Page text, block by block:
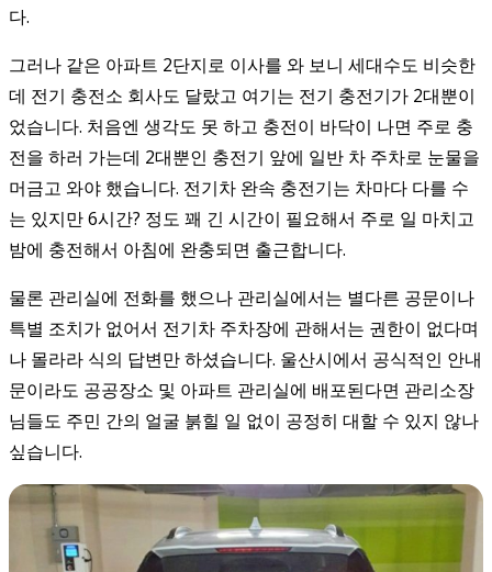
다.
그러나 같은 아파트 2단지로 이사를 와 보니 세대수도 비슷한
데 전기 충전소 회사도 달랐고 여기는 전기 충전기가 2대뿐이
었습니다. 처음엔 생각도 못 하고 충전이 바닥이 나면 주로 충
전을 하러 가는데 2대뿐인 충전기 앞에 일반 차 주차로 눈물을
머금고 와야 했습니다. 전기차 완속 충전기는 차마다 다를 수
는 있지만 6시간? 정도 꽤 긴 시간이 필요해서 주로 일 마치고
밤에 충전해서 아침에 완충되면 출근합니다.
물론 관리실에 전화를 했으나 관리실에서는 별다른 공문이나
특별 조치가 없어서 전기차 주차장에 관해서는 권한이 없다며
나 몰라라 식의 답변만 하셨습니다. 울산시에서 공식적인 안내
문이라도 공공장소 및 아파트 관리실에 배포된다면 관리소장
님들도 주민 간의 얼굴 붉힐 일 없이 공정히 대할 수 있지 않나
싶습니다.